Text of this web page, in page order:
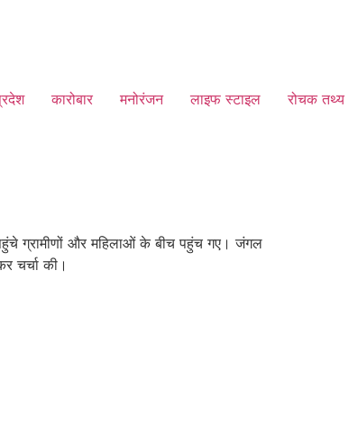
कारोबार मनोरंजन लाइफ स्टाइल रोचक तथ्य
ग्रामीणों और महिलाओं के बीच पहुंच गए। जंगल
चर्चा की।